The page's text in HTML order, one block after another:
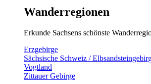
Wanderregionen
Erkunde Sachsens schönste
Erzgebirge
Sächsische Schweiz /
Vogtland
Zittauer Gebirge